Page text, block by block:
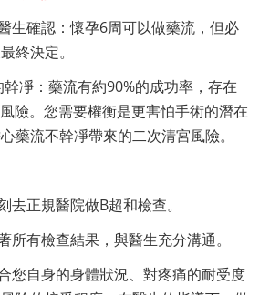
生確認：懷孕6周可以做藥流，但必
終決定。
凈：藥流有約90%的成功率，存在
險。您需要權衡是更害怕手術的潛在
藥流不幹凈帶來的二次清宮風險。
去正規醫院做B超和檢查。
所有檢查結果，與醫生充分溝通。
您自身的身體狀況、對疼痛的耐受度